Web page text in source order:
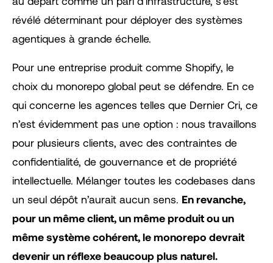
révélé déterminant pour déployer des systèmes
agentiques à grande échelle.
Pour une entreprise produit comme Shopify, le
choix du monorepo global peut se défendre. En ce
qui concerne les agences telles que Dernier Cri, ce
n’est évidemment pas une option : nous travaillons
pour plusieurs clients, avec des contraintes de
confidentialité, de gouvernance et de propriété
intellectuelle. Mélanger toutes les codebases dans
un seul dépôt n’aurait aucun sens. En revanche,
pour un même client, un même produit ou un
même système cohérent, le monorepo devrait
devenir un réflexe beaucoup plus naturel.